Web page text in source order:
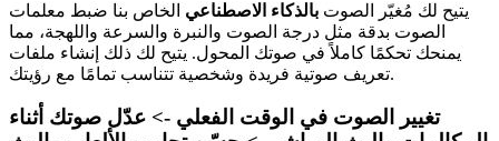
يتيح لك مُغيّر الصوت بالذكاء الاصطناعي الخاص بنا ضبط معلمات
الصوت بدقة مثل درجة الصوت والنبرة والسرعة واللهجة، مما
يمنحك تحكمًا كاملاً في صوتك المحول. يتيح لك ذلك إنشاء ملفات
تعريف صوتية فريدة وشخصية تتناسب تمامًا مع رؤيتك.
تغيير الصوت في الوقت الفعلي -> عدّل صوتك أثناء